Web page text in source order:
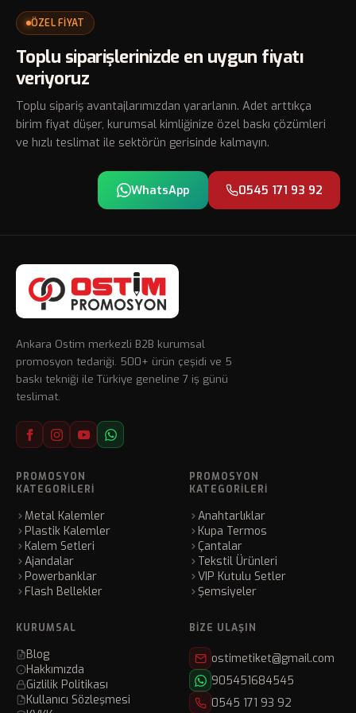
tercih edilir. Mahogany ahşap hediye kutusu ile
sunulur ve prestij hissi yüksek bir hediye deneyimi
yaratır.
ÖZEL FİYAT
Toplu siparişlerinizde en uygun fiyatı
veriyoruz
Toplu sipariş avantajlarımızdan yararlanın. Adet arttıkça
birim fiyat düşer, kurumsal kimliğinize özel baskı çözümleri
ve hızlı teslimat ile sektörün gerisinde kalmayın.
WhatsApp 0545 171 93 92
Ankara Ostim merkezli B2B kurumsal
promosyon tedariği. 500+ ürün çeşidi ve 5
baskı tekniği ile Türkiye geneline 7 iş günü
teslimat.
PROMOSYON
KATEGORILERI
Metal Kalemler
Plastik Kalemler
Kalem Setleri
Ajandalar
Powerbanklar
Flash Bellekler
PROMOSYON
KATEGORILERI
Anahtarlıklar
Kupa Termos
Çantalar
Tekstil Ürünleri
VIP Kutulu Setler
Şemsiyeler
KURUMSAL
Blog
Hakkımızda
Gizlilik Politikası
Kullanıcı Sözleşmesi
BIZE ULAŞIN
ostimetiket@gmail.com
905451684545
0545 171 93 92